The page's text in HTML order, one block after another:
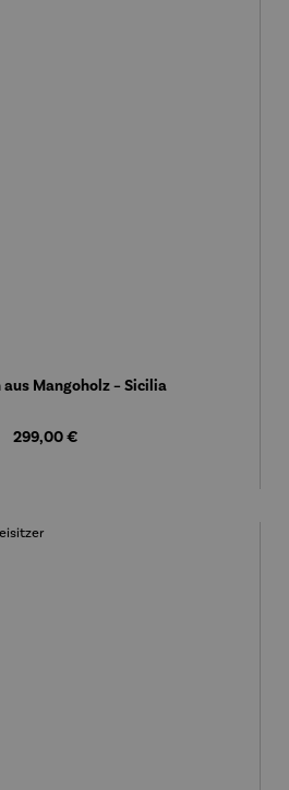
Mangoholz – Sicilia
Regulärer Preis:
299,00 €